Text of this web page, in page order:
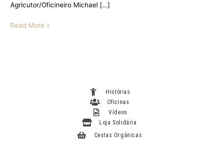
Agricutor/Oficineiro Michael […]
Read More »
Histórias
Oficinas
Vídeos
Loja Solidária
Cestas Orgânicas